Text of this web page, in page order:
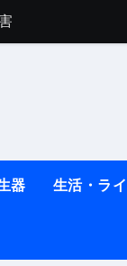
償をわかりやす
器 生活・ラ